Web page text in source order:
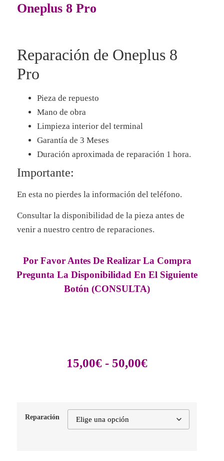
Oneplus 8 Pro
Reparación de Oneplus 8
Pro
Pieza de repuesto
Mano de obra
Limpieza interior del terminal
Garantía de 3 Meses
Duración aproximada de reparación 1 hora.
Importante:
En esta no pierdes la información del teléfono.
Consultar la disponibilidad de la pieza antes de
venir a nuestro centro de reparaciones.
Por Favor Antes De Realizar La Compra
Pregunta La Disponibilidad En El Siguiente
Botón (CONSULTA)
15,00€ - 50,00€
Reparación